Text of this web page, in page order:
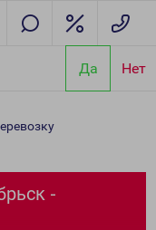
Да Нет
-